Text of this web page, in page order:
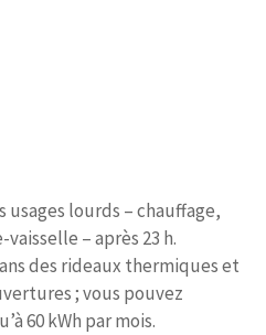
usages lourds – chauffage,
– après 23 h.
des rideaux thermiques et
; vous pouvez
60 kWh par mois.